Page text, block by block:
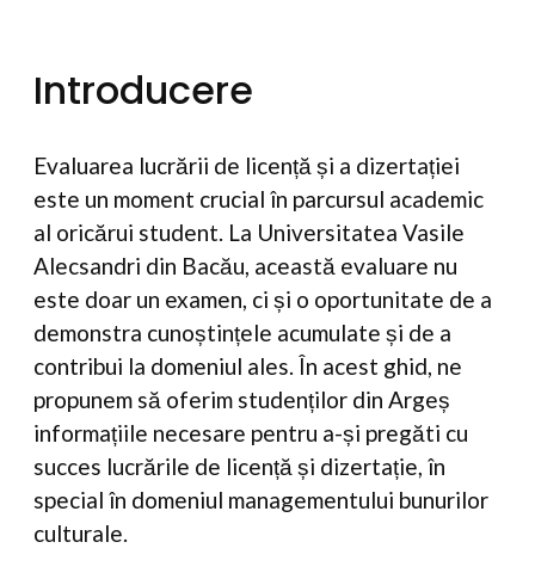
Introducere
Evaluarea lucrării de licență și a dizertației
este un moment crucial în parcursul academic
al oricărui student. La Universitatea Vasile
Alecsandri din Bacău, această evaluare nu
este doar un examen, ci și o oportunitate de a
demonstra cunoștințele acumulate și de a
contribui la domeniul ales. În acest ghid, ne
propunem să oferim studenților din Argeș
informațiile necesare pentru a-și pregăti cu
succes lucrările de licență și dizertație, în
special în domeniul managementului bunurilor
culturale.